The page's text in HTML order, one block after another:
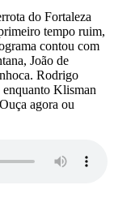
do Fortaleza
tempo ruim,
contou com
João de
Rodrigo
Klisman
agora ou